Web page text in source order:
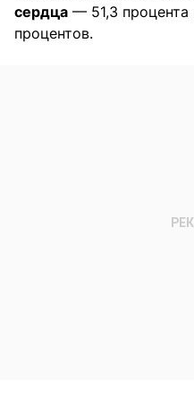
сердца — 51,3 процента
процентов.